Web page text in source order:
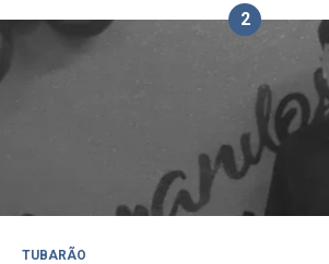
2
TUBARÃO